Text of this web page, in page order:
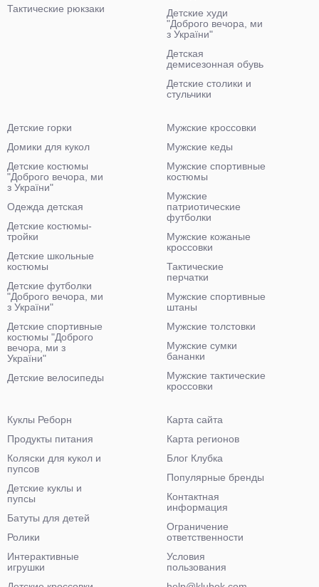
Тактические рюкзаки
Детские худи
"Доброго вечора, ми
з України"
Детская
демисезонная обувь
Детские столики и
стульчики
Детские горки
Домики для кукол
Детские костюмы
"Доброго вечора, ми
з України"
Одежда детская
Детские костюмы-
тройки
Детские школьные
костюмы
Детские футболки
"Доброго вечора, ми
з України"
Детские спортивные
костюмы "Доброго
вечора, ми з
України"
Детские велосипеды
Мужские кроссовки
Мужские кеды
Мужские спортивные
костюмы
Мужские
патриотические
футболки
Мужские кожаные
кроссовки
Тактические
перчатки
Мужские спортивные
штаны
Мужские толстовки
Мужские сумки
бананки
Мужские тактические
кроссовки
Куклы Реборн
Продукты питания
Коляски для кукол и
пупсов
Детские куклы и
пупсы
Батуты для детей
Ролики
Интерактивные
игрушки
Карта сайта
Карта регионов
Блог Клубка
Популярные бренды
Контактная
информация
Ограничение
ответственности
Условия
пользования